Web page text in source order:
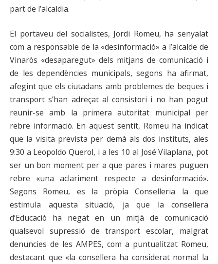
part de l’alcaldia.
El portaveu del socialistes, Jordi Romeu, ha senyalat
com a responsable de la «desinformació» a l’alcalde de
Vinaròs «desaparegut» dels mitjans de comunicació i
de les dependències municipals, segons ha afirmat,
afegint que els ciutadans amb problemes de beques i
transport s’han adreçat al consistori i no han pogut
reunir-se amb la primera autoritat municipal per
rebre informació. En aquest sentit, Romeu ha indicat
que la visita prevista per demà als dos instituts, ales
9:30 a Leopoldo Querol, i a les 10 al José Vilaplana, pot
ser un bon moment per a que pares i mares puguen
rebre «una aclariment respecte a desinformació».
Segons Romeu, es la pròpia Conselleria la que
estimula aquesta situació, ja que la consellera
d’Educació ha negat en un mitjà de comunicació
qualsevol supressió de transport escolar, malgrat
denuncies de les AMPES, com a puntualitzat Romeu,
destacant que «la consellera ha considerat normal la